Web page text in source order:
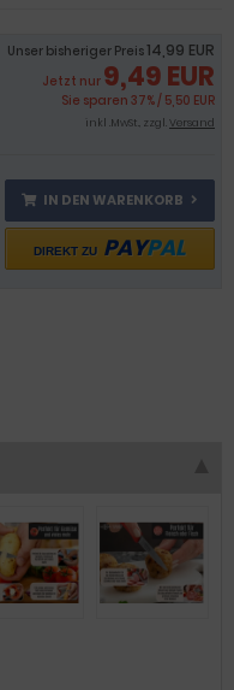
Unser bisheriger Preis14,99 EUR
Jetzt nur 9,49 EUR
Sie sparen 37% / 5,50 EUR
inkl .MwSt., zzgl.Versand
IN DEN WARENKORB
DIREKT ZU PAYPAL